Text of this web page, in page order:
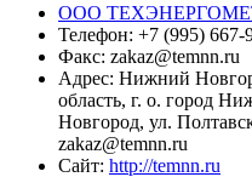
ООО
Телефон: +7 (995) 667-
Факс: zakaz@temnn.ru
Адрес: Нижний
область, г. о. город
Новгород, ул.
zakaz@temnn.ru
Сайт: http://temnn.ru